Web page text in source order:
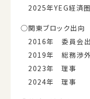
2025年YEG経済
◯関東ブロック出向
2016年 委員会
2019年 総務渉外
2023年 理事
2024年 理事